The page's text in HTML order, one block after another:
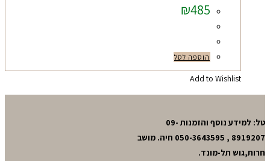
₪485
הוספה לסל
Add to Wishlist
טל: למידע נוסף והזמנות 09-
8919207 , 050-3643595 חיה. מושב
חרות,גוש תל-מונד.